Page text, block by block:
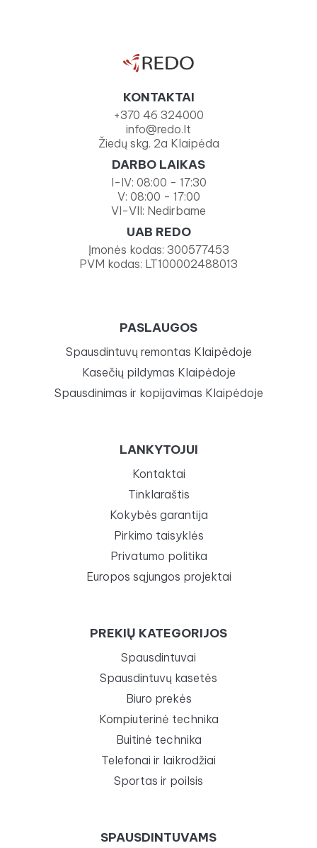
KONTAKTAI
+370 46 324000
info@redo.lt
Žiedų skg. 2a Klaipėda
DARBO LAIKAS
I-IV: 08:00 - 17:30
V: 08:00 - 17:00
VI-VII: Nedirbame
UAB REDO
Įmonės kodas: 300577453
PVM kodas: LT100002488013
PASLAUGOS
Spausdintuvų remontas Klaipėdoje
Kasečių pildymas Klaipėdoje
Spausdinimas ir kopijavimas Klaipėdoje
LANKYTOJUI
Kontaktai
Tinklaraštis
Kokybės garantija
Pirkimo taisyklės
Privatumo politika
Europos sąjungos projektai
PREKIŲ KATEGORIJOS
Spausdintuvai
Spausdintuvų kasetės
Biuro prekės
Kompiuterinė technika
Buitinė technika
Telefonai ir laikrodžiai
Sportas ir poilsis
SPAUSDINTUVAMS